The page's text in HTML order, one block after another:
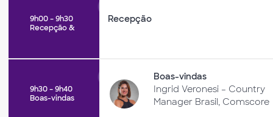
9h00 – 9h30
Recepção &
Recepção
9h30 – 9h40
Boas-vindas
Boas-vindas
Ingrid Veronesi – Country
Manager Brasil, Comscore